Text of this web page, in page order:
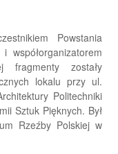
Powstania
współorganizatorem
fragmenty zostały
lokalu przy ul.
Politechniki
Sztuk Pięknych. Był
Rzeźby Polskiej w